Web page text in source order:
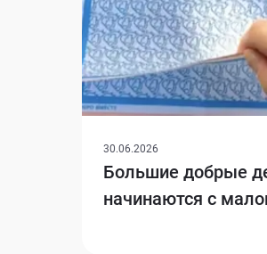
30.06.2026
Большие добрые
начинаются с